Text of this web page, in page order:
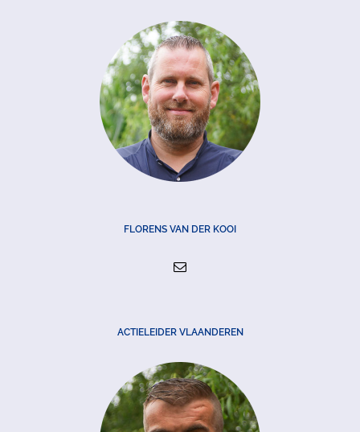
FLORENS VAN DER KOOI
ACTIELEIDER VLAANDEREN